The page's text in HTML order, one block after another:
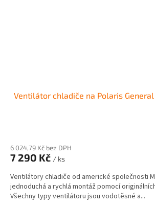
Ventilátor chladiče na Polaris
6 024,79 Kč bez DPH
7 290 Kč / ks
Ventilátory chladiče od americké společnosti
jednoduchá a rychlá montáž pomocí
Všechny typy ventilátoru jsou vodotěsné a...